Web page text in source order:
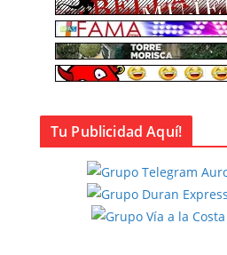
Tu Publicidad Aquí!